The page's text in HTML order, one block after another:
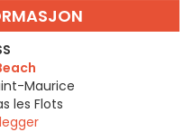
Maurice
les Flots